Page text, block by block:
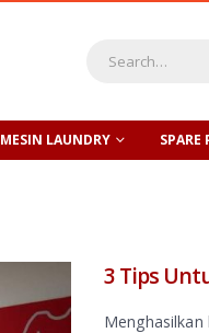
MESIN LAUNDRY SPARE
3 Tips